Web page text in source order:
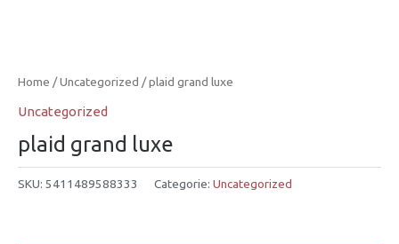
Home /Uncategorized / plaid grand luxe
Uncategorized
plaid grand luxe
SKU: 5411489588333 Categorie: Uncategorized